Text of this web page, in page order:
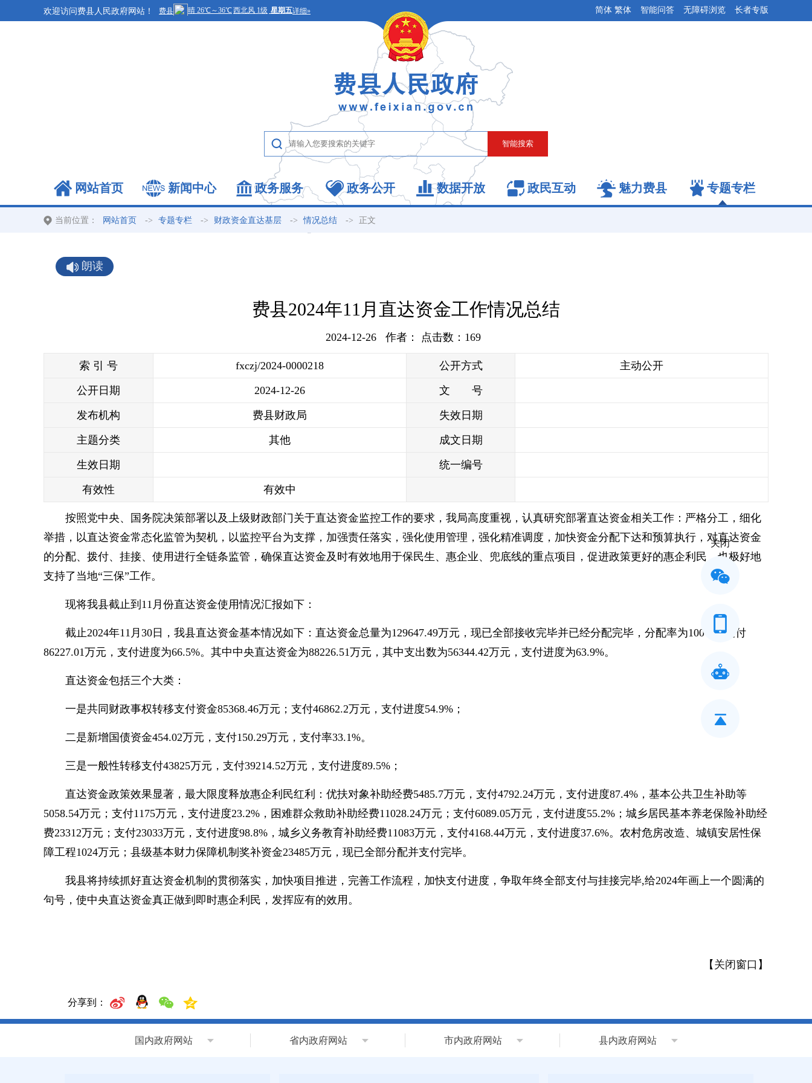
欢迎访问费县人民政府网站！ 智能问答 无障碍浏览 长者专版
简体 繁体
网站首页 新闻中心 政务服务 政务公开 数据开放 政民互动 魅力费县 专题专栏
当前位置： 网站首页 -> 专题专栏 -> 财政资金直达基层 -> 情况总结 -> 正文
朗读
费县2024年11月直达资金工作情况总结
2024-12-26 作者： 点击数： 169
索 引 号 fxczj/2024-0000218 公开方式 主动公开
公开日期 2024-12-26 文 号
发布机构 费县财政局 失效日期
主题分类 其他 成文日期
生效日期 统一编号
有效性 有效中
按照党中央、国务院决策部署以及上级财政部门关于直达资金监控工作的要求，我局高度重视，认真研究部署直达资金相关工作：严格分工，细化
举措，以直达资金常态化监管为契机，以监控平台为支撑，加强责任落实，强化使用管理，强化精准调度，加快资金分配下达和预算执行，对直达资金
的分配、拨付、挂接、使用进行全链条监管，确保直达资金及时有效地用于保民生、惠企业、兜底线的重点项目，促进政策更好的惠企利民，也极好地
支持了当地“三保”工作。
现将我县截止到11月份直达资金使用情况汇报如下：
截止2024年11月30日，我县直达资金基本情况如下：直达资金总量为129647.49万元，现已全部接收完毕并已经分配完毕，分配率为100%；支付
86227.01万元，支付进度为66.5%。其中中央直达资金为88226.51万元，其中支出数为56344.42万元，支付进度为63.9%。
直达资金包括三个大类：
一是共同财政事权转移支付资金85368.46万元；支付46862.2万元，支付进度54.9%；
二是新增国债资金454.02万元，支付150.29万元，支付率33.1%。
三是一般性转移支付43825万元，支付39214.52万元，支付进度89.5%；
直达资金政策效果显著，最大限度释放惠企利民红利：优扶对象补助经费5485.7万元，支付4792.24万元，支付进度87.4%，基本公共卫生补助等
5058.54万元；支付1175万元，支付进度23.2%，困难群众救助补助经费11028.24万元；支付6089.05万元，支付进度55.2%；城乡居民基本养老保险补助经
费23312万元；支付23033万元，支付进度98.8%，城乡义务教育补助经费11083万元，支付4168.44万元，支付进度37.6%。农村危房改造、城镇安居性保
障工程1024万元；县级基本财力保障机制奖补资金23485万元，现已全部分配并支付完毕。
我县将持续抓好直达资金机制的贯彻落实，加快项目推进，完善工作流程，加快支付进度，争取年终全部支付与挂接完毕,给2024年画上一个圆满的
句号，使中央直达资金真正做到即时惠企利民，发挥应有的效用。
【 关闭窗口 】
分享到：
国内政府网站 省内政府网站 市内政府网站 县内政府网站
关闭